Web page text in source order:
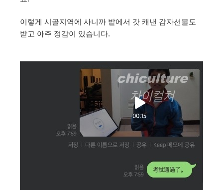
이렇게 시골지역에 사니까 밭에서 갓 캐낸 감자선물도
받고 아주 정감이 있습니다.